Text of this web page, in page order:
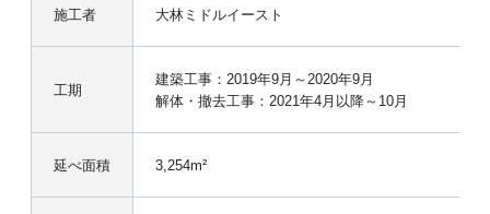
施工者 大林ミドルイースト
工期
建築工事：2019年9月～2020年9月
解体・撤去工事：2021年4月以降～10月
延べ面積 3,254m²